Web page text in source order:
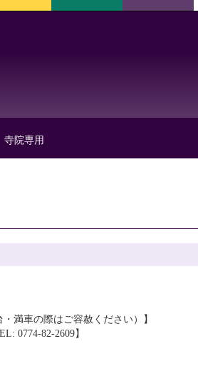
寺院専用
満車の際はご容赦ください）】
0774-82-2609】